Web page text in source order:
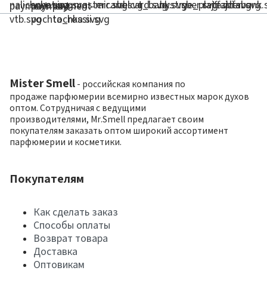
Mister Smell - российская компания по
продаже парфюмерии всемирно известных марок духов
оптом. Сотрудничая с ведущими
производителями, Mr.Smell предлагает своим
покупателям заказать оптом широкий ассортимент
парфюмерии и косметики.
Покупателям
Как сделать заказ
Способы оплаты
Возврат товара
Доставка
Оптовикам